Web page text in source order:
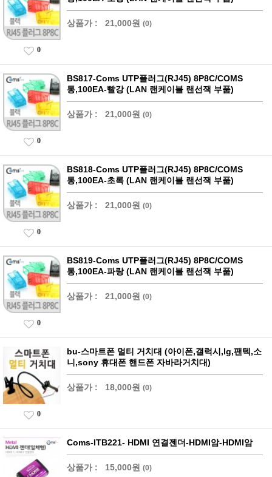
상품가 : 21,000원 (0)
0
BS817-Coms UTP플러그(RJ45) 8P8C/COMS
통,100EA-빨강 (LAN 랜케이블 랜선잭 부품)
상품가 : 21,000원 (0)
0
BS818-Coms UTP플러그(RJ45) 8P8C/COMS
통,100EA-초록 (LAN 랜케이블 랜선잭 부품)
상품가 : 21,000원 (0)
0
BS819-Coms UTP플러그(RJ45) 8P8C/COMS
통,100EA-파랑 (LAN 랜케이블 랜선잭 부품)
상품가 : 21,000원 (0)
0
bu-스마트폰 멀티 거치대 (아이폰,갤럭시,lg,팬텍,소
니,sony 휴대폰 핸드폰 자바라거치대)
상품가 : 18,000원 (0)
0
Coms-ITB221- HDMI 연결젠더-HDMI암-HDMI암
상품가 : 15,000원 (0)